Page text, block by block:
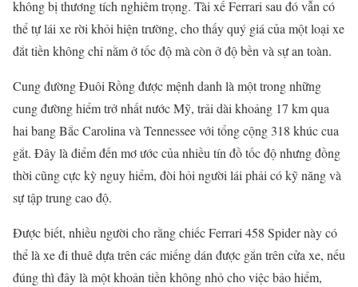
không bị thương tích nghiêm trọng. Tài xế Ferrari sau đó vẫn có
thể tự lái xe rời khỏi hiện trường, cho thấy quý giá của một loại xe
đắt tiền không chỉ nằm ở tốc độ mà còn ở độ bền và sự an toàn.
Cung đường Đuôi Rồng được mệnh danh là một trong những
cung đường hiểm trở nhất nước Mỹ, trải dài khoảng 17 km qua
hai bang Bắc Carolina và Tennessee với tổng cộng 318 khúc cua
gắt. Đây là điểm đến mơ ước của nhiều tín đồ tốc độ nhưng đồng
thời cũng cực kỳ nguy hiểm, đòi hỏi người lái phải có kỹ năng và
sự tập trung cao độ.
Được biết, nhiều người cho rằng chiếc Ferrari 458 Spider này có
thể là xe đi thuê dựa trên các miếng dán được gắn trên cửa xe, nếu
đúng thì đây là một khoản tiền không nhỏ cho việc bảo hiểm,